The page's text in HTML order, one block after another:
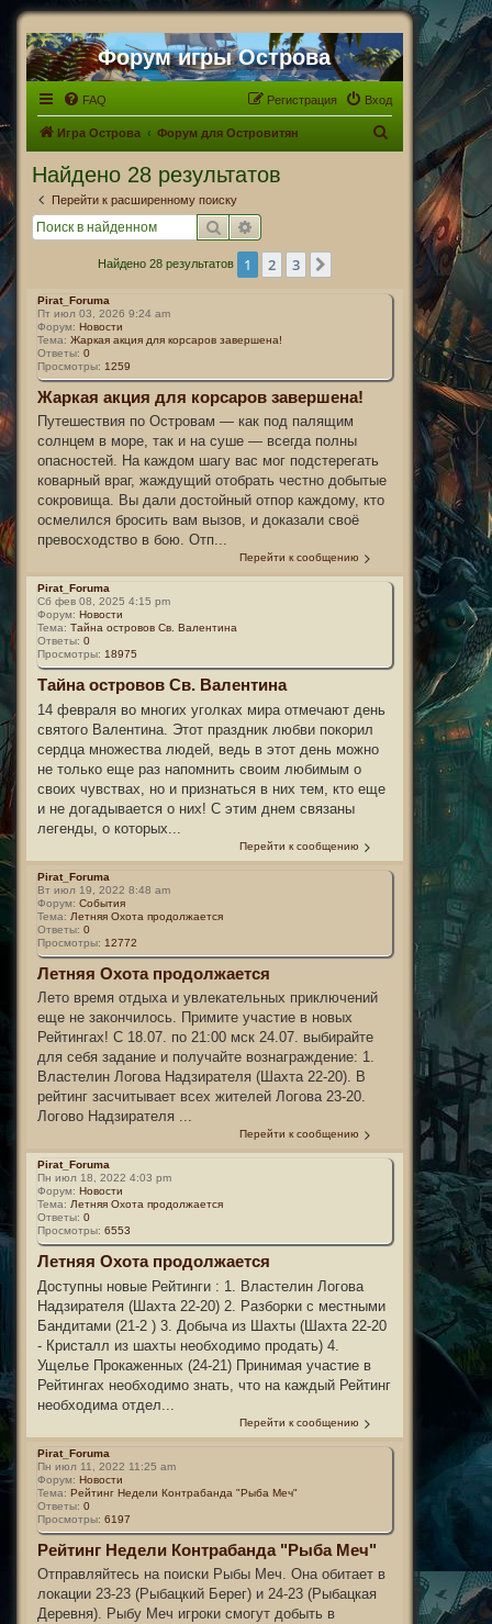
Форум игры Острова
FAQ Вход
Регистрация
Игра Острова Форум для Островитян
Найдено 28 результатов
Перейти к расширенному поиску
Поиск
Найдено 28 результатов 1 2 3
Pirat_Foruma
Пт июл 03, 2026 9:24 am
Форум: Новости
Тема: Жаркая акция для корсаров завершена!
Ответы: 0
Просмотры: 1259
Жаркая акция для корсаров завершена!
Путешествия по Островам — как под палящим
солнцем в море, так и на суше — всегда полны
опасностей. На каждом шагу вас мог подстерегать
коварный враг, жаждущий отобрать честно добытые
сокровища. Вы дали достойный отпор каждому, кто
осмелился бросить вам вызов, и доказали своё
превосходство в бою. Отп...
Перейти к сообщению
Pirat_Foruma
Сб фев 08, 2025 4:15 pm
Форум: Новости
Тема: Тайна островов Св. Валентина
Ответы: 0
Просмотры: 18975
Тайна островов Св. Валентина
14 февраля во многих уголках мира отмечают день
святого Валентина. Этот праздник любви покорил
сердца множества людей, ведь в этот день можно
не только еще раз напомнить своим любимым о
своих чувствах, но и признаться в них тем, кто еще
и не догадывается о них! С этим днем связаны
легенды, о которых...
Перейти к сообщению
Pirat_Foruma
Вт июл 19, 2022 8:48 am
Форум: События
Тема: Летняя Охота продолжается
Ответы: 0
Просмотры: 12772
Летняя Охота продолжается
Лето время отдыха и увлекательных приключений
еще не закончилось. Примите участие в новых
Рейтингах! С 18.07. по 21:00 мск 24.07. выбирайте
для себя задание и получайте вознаграждение: 1.
Властелин Логова Надзирателя (Шахта 22-20). В
рейтинг засчитывает всех жителей Логова 23-20.
Логово Надзирателя ...
Перейти к сообщению
Pirat_Foruma
Пн июл 18, 2022 4:03 pm
Форум: Новости
Тема: Летняя Охота продолжается
Ответы: 0
Просмотры: 6553
Летняя Охота продолжается
Доступны новые Рейтинги : 1. Властелин Логова
Надзирателя (Шахта 22-20) 2. Разборки с местными
Бандитами (21-2 ) 3. Добыча из Шахты (Шахта 22-20
- Кристалл из шахты необходимо продать) 4.
Ущелье Прокаженных (24-21) Принимая участие в
Рейтингах необходимо знать, что на каждый Рейтинг
необходима отдел...
Перейти к сообщению
Pirat_Foruma
Пн июл 11, 2022 11:25 am
Форум: Новости
Тема: Рейтинг Недели Контрабанда "Рыба Меч"
Ответы: 0
Просмотры: 6197
Рейтинг Недели Контрабанда "Рыба Меч"
Отправляйтесь на поиски Рыбы Меч. Она обитает в
локации 23-23 (Рыбацкий Берег) и 24-23 (Рыбацкая
Деревня). Рыбу Меч игроки смогут добыть в